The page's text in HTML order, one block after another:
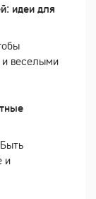
идеи для
веселыми
и